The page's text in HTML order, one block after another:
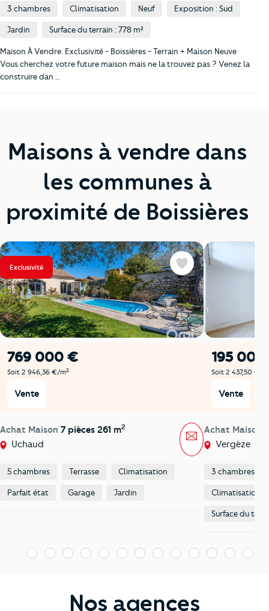
3 chambres Climatisation Neuf Exposition : Sud
Jardin Surface du terrain : 778 m²
Maison À Vendre. Exclusivité - Boissières - Terrain + Maison Neuve
Vous cherchez votre future maison mais ne la trouvez pas ? Venez la
construire dan …
Maisons à vendre dans
les communes à
proximité de Boissières
Exclusivité
769 000 €
Soit 2 946,36 €/m2
Vente
Achat Maison 7 pièces 261 m2
Uchaud
Favoris
Message
5 chambres Terrasse Climatisation
Parfait état Garage Jardin
195
Soit 2 437,50 €/m
Vente
Achat Maison
Vergèze
3 chambres
Climatisation
Surface du
1 2 3 4 5 6 7 8 9 10 11 12 13
Nos agences